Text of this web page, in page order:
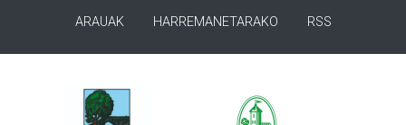
ARAUAK HARREMANETARAKO RSS